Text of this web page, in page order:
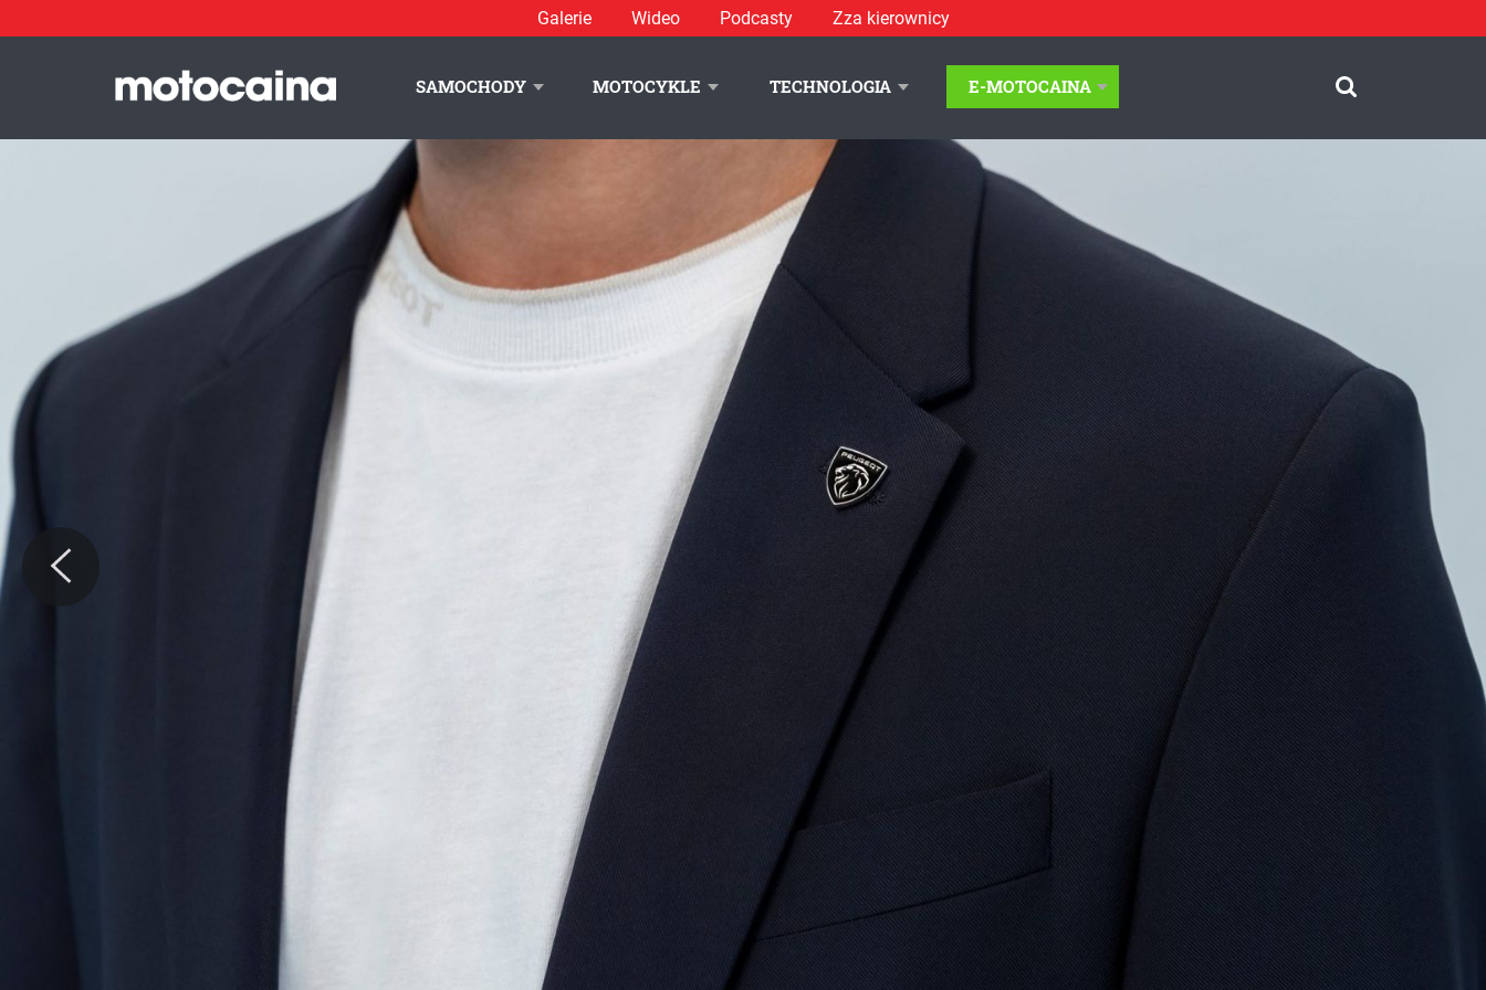
Galerie Wideo Podcasty Zza kierownicy
SAMOCHODY MOTOCYKLE TECHNOLOGIA E-MOTOCAINA
Kolekcja Peugeot Lifestyle z lwem w nowej odsłonie - zdjęcie 12
ZESPÓŁ MOTOCAINA REGULAMIN POLITYKA PRYWATNOŚCI REKLAMA © Motocaina.pl All rights reserved.